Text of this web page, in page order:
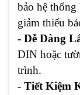
bảo hệ thống
giảm thiểu
- Dễ Dàng
DIN hoặc
trình.
- Tiết Kiệm